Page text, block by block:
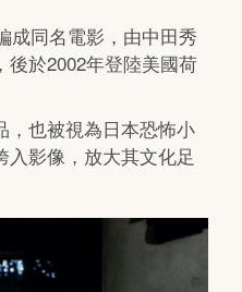
成同名電影，由中田秀
後於2002年登陸美國荷
，也被視為日本恐怖小
影像，放大其文化足